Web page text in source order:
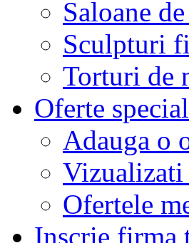
Saloane
Sculpturi
Torturi de
Oferte
Adauga o
Vizualizati
Ofertele
Inscrie firma